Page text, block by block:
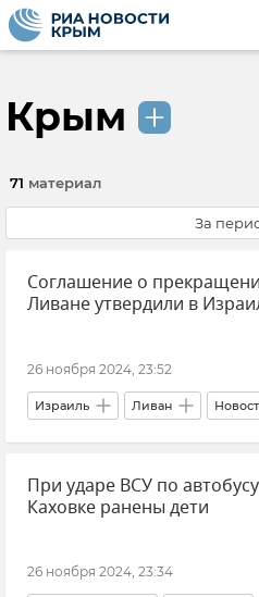
Крым
71 материал
За
Соглашение о
Ливане утвердили в
26 ноября 2024, 23:52
Израиль Ливан
Ближний Восток Хезболла
Биньямин Нетаньяху
При ударе ВСУ по
Каховке ранены дети
26 ноября 2024, 23:34